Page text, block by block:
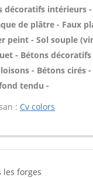
décoratifs intérieurs
de plâtre - Faux
peint - Sol souple
- Bétons
- Bétons cirés
tendu -
: Cv colors
les forges